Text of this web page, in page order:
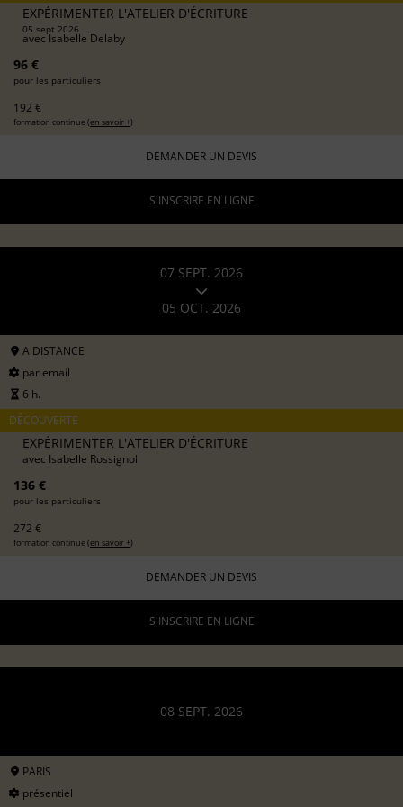
EXPÉRIMENTER L'ATELIER D'ÉCRITURE
05 sept 2026
avecIsabelle Delaby
96 €
pour les particuliers
192 €
formation continue (en savoir +)
DEMANDER UN DEVIS
S'INSCRIRE EN LIGNE
07 SEPT. 2026
05 OCT. 2026
A DISTANCE
par email
6 h.
DÉCOUVERTE
EXPÉRIMENTER L'ATELIER D'ÉCRITURE
avec Isabelle Rossignol
136 €
pour les particuliers
272 €
formation continue (en savoir +)
DEMANDER UN DEVIS
S'INSCRIRE EN LIGNE
08 SEPT. 2026
PARIS
présentiel